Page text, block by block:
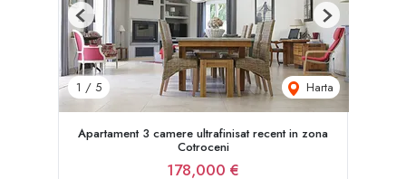
1 / 5 Harta
Previous Next
Apartament 3 camere ultrafinisat recent in zona
Cotroceni
178,000 €